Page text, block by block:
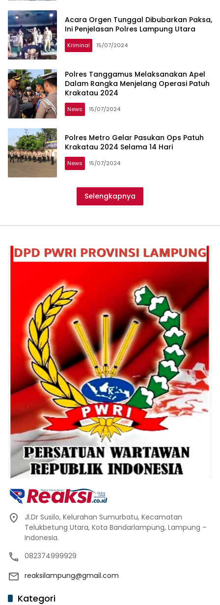
Acara Orgen Tunggal Dibubarkan Paksa,
Ini Penjelasan Polres Lampung Utara
Kriminal 15/07/2024
Polres Tanggamus Melaksanakan Apel
Dalam Rangka Menjelang Operasi Patuh
Krakatau 2024
News 15/07/2024
Polres Metro Gelar Pasukan Ops Patuh
Krakatau 2024 Selama 14 Hari
News 15/07/2024
Selengkapnya
Jl.Dr Susilo, Kelurahan Sumurbatu, Kecamatan
Telukbetung Utara, Kota Bandarlampung, Lampung –
Indonesia.
082374999929
reaksilampung@gmail.com
Kategori